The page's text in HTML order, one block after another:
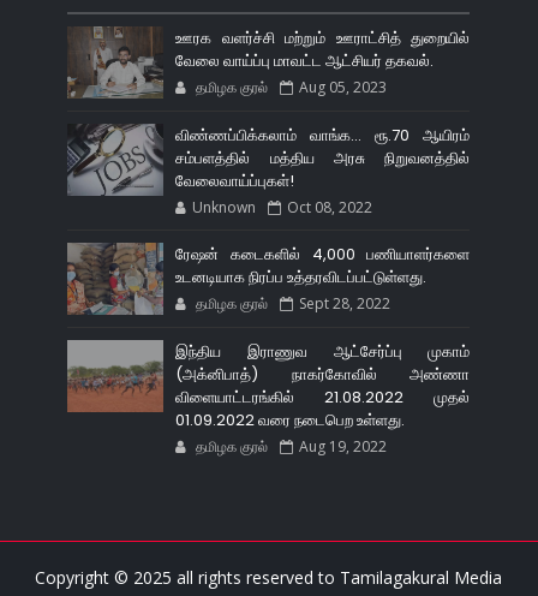
ஊரக வளர்ச்சி மற்றும் ஊராட்சித் துறையில்
வேலை வாய்ப்பு மாவட்ட ஆட்சியர் தகவல்.
தமிழக குரல் Aug 05, 2023
விண்ணப்பிக்கலாம் வாங்க... ரூ.70 ஆயிரம்
சம்பளத்தில் மத்திய அரசு நிறுவனத்தில்
வேலைவாய்ப்புகள்!
Unknown Oct 08, 2022
ரேஷன் கடைகளில் 4,000 பணியாளர்களை
உடனடியாக நிரப்ப உத்தரவிடப்பட்டுள்ளது.
தமிழக குரல் Sept 28, 2022
இந்திய இராணுவ ஆட்சேர்ப்பு முகாம்
(அக்னிபாத்) நாகர்கோவில் அண்ணா
விளையாட்டரங்கில் 21.08.2022 முதல்
01.09.2022 வரை நடைபெற உள்ளது.
தமிழக குரல் Aug 19, 2022
Copyright © 2025 all rights reserved to Tamilagakural Media